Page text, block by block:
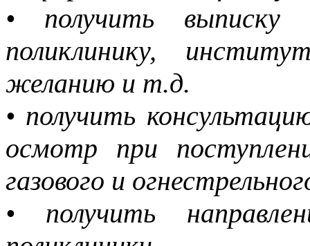
• получить
поликлинику,
желанию и т.д.
• получить
осмотр при
газового и
• получить